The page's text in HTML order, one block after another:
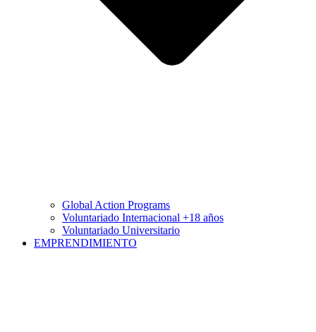
Global Action Programs
Voluntariado Internacional +18 años
Voluntariado Universitario
EMPRENDIMIENTO